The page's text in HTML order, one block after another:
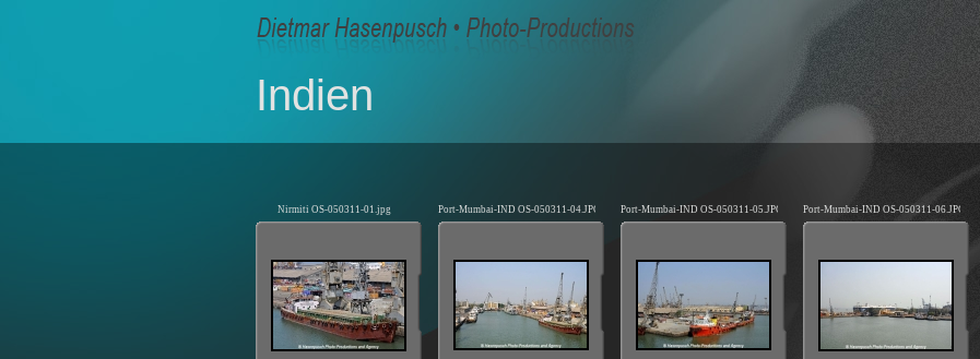
Indien
Nirmiti OS-050311-01.jpg Port-Mumbai-IND OS-050311-04.JPG Port-Mumbai-IND OS-050311-05.JPG Port-Mumbai-IND OS-050311-06.JPG